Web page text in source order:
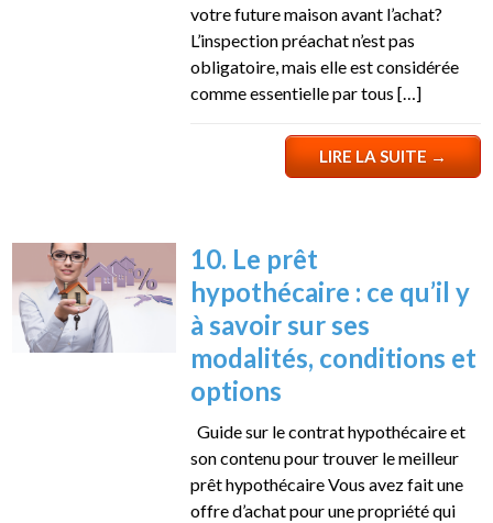
votre future maison avant l’achat?
L’inspection préachat n’est pas
obligatoire, mais elle est considérée
comme essentielle par tous […]
LIRE LA SUITE→
10. Le prêt
hypothécaire : ce qu’il y
à savoir sur ses
modalités, conditions et
options
Guide sur le contrat hypothécaire et
son contenu pour trouver le meilleur
prêt hypothécaire Vous avez fait une
offre d’achat pour une propriété qui